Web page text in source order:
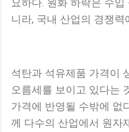
니라, 국내 산업의 경쟁력
석탄과 석유제품 가격이
오름세를 보이고 있다는
가격에 반영될 수밖에 없
께 다수의 산업에서 원자